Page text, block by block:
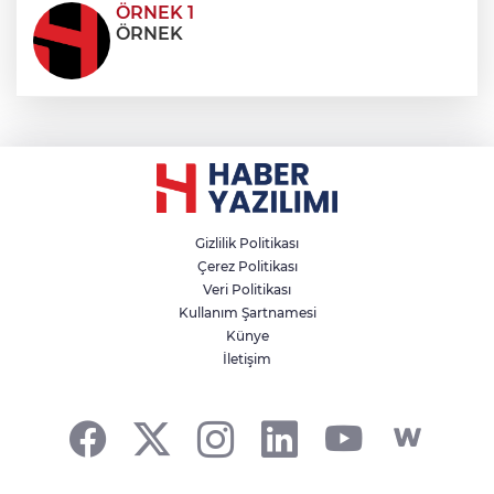
ÖRNEK 1
ÖRNEK
Gizlilik Politikası
Çerez Politikası
Veri Politikası
Kullanım Şartnamesi
Künye
İletişim